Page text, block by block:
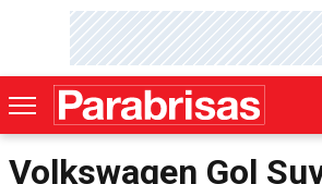
Volkswagen Gol